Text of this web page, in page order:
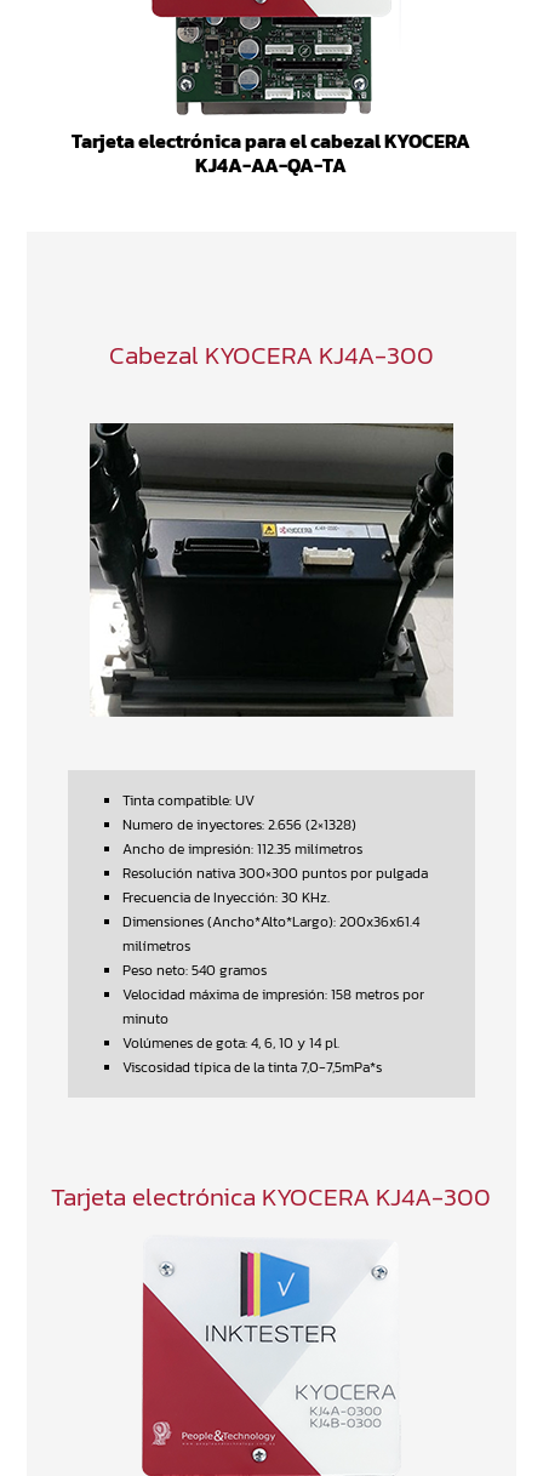
Tarjeta electrónica para el cabezal KYOCERA
KJ4A-AA-QA-TA
Cabezal KYOCERA KJ4A-300
Tinta compatible: UV
Numero de inyectores: 2.656 (2×1328)
Ancho de impresión: 112.35 milímetros
Resolución nativa 300×300 puntos por pulgada
Frecuencia de Inyección: 30 KHz.
Dimensiones (Ancho*Alto*Largo): 200x36x61.4
milímetros
Peso neto: 540 gramos
Velocidad máxima de impresión: 158 metros por
minuto
Volúmenes de gota: 4, 6, 10 y 14 pl.
Viscosidad típica de la tinta 7,0-7,5mPa*s
Tarjeta electrónica KYOCERA KJ4A-300